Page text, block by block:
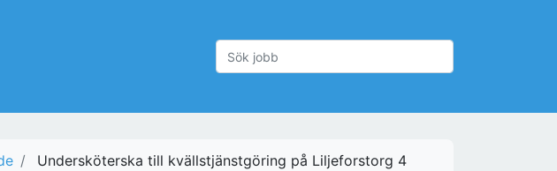
Undersköterska till kvällstjänstgöring på Liljeforstorg 4